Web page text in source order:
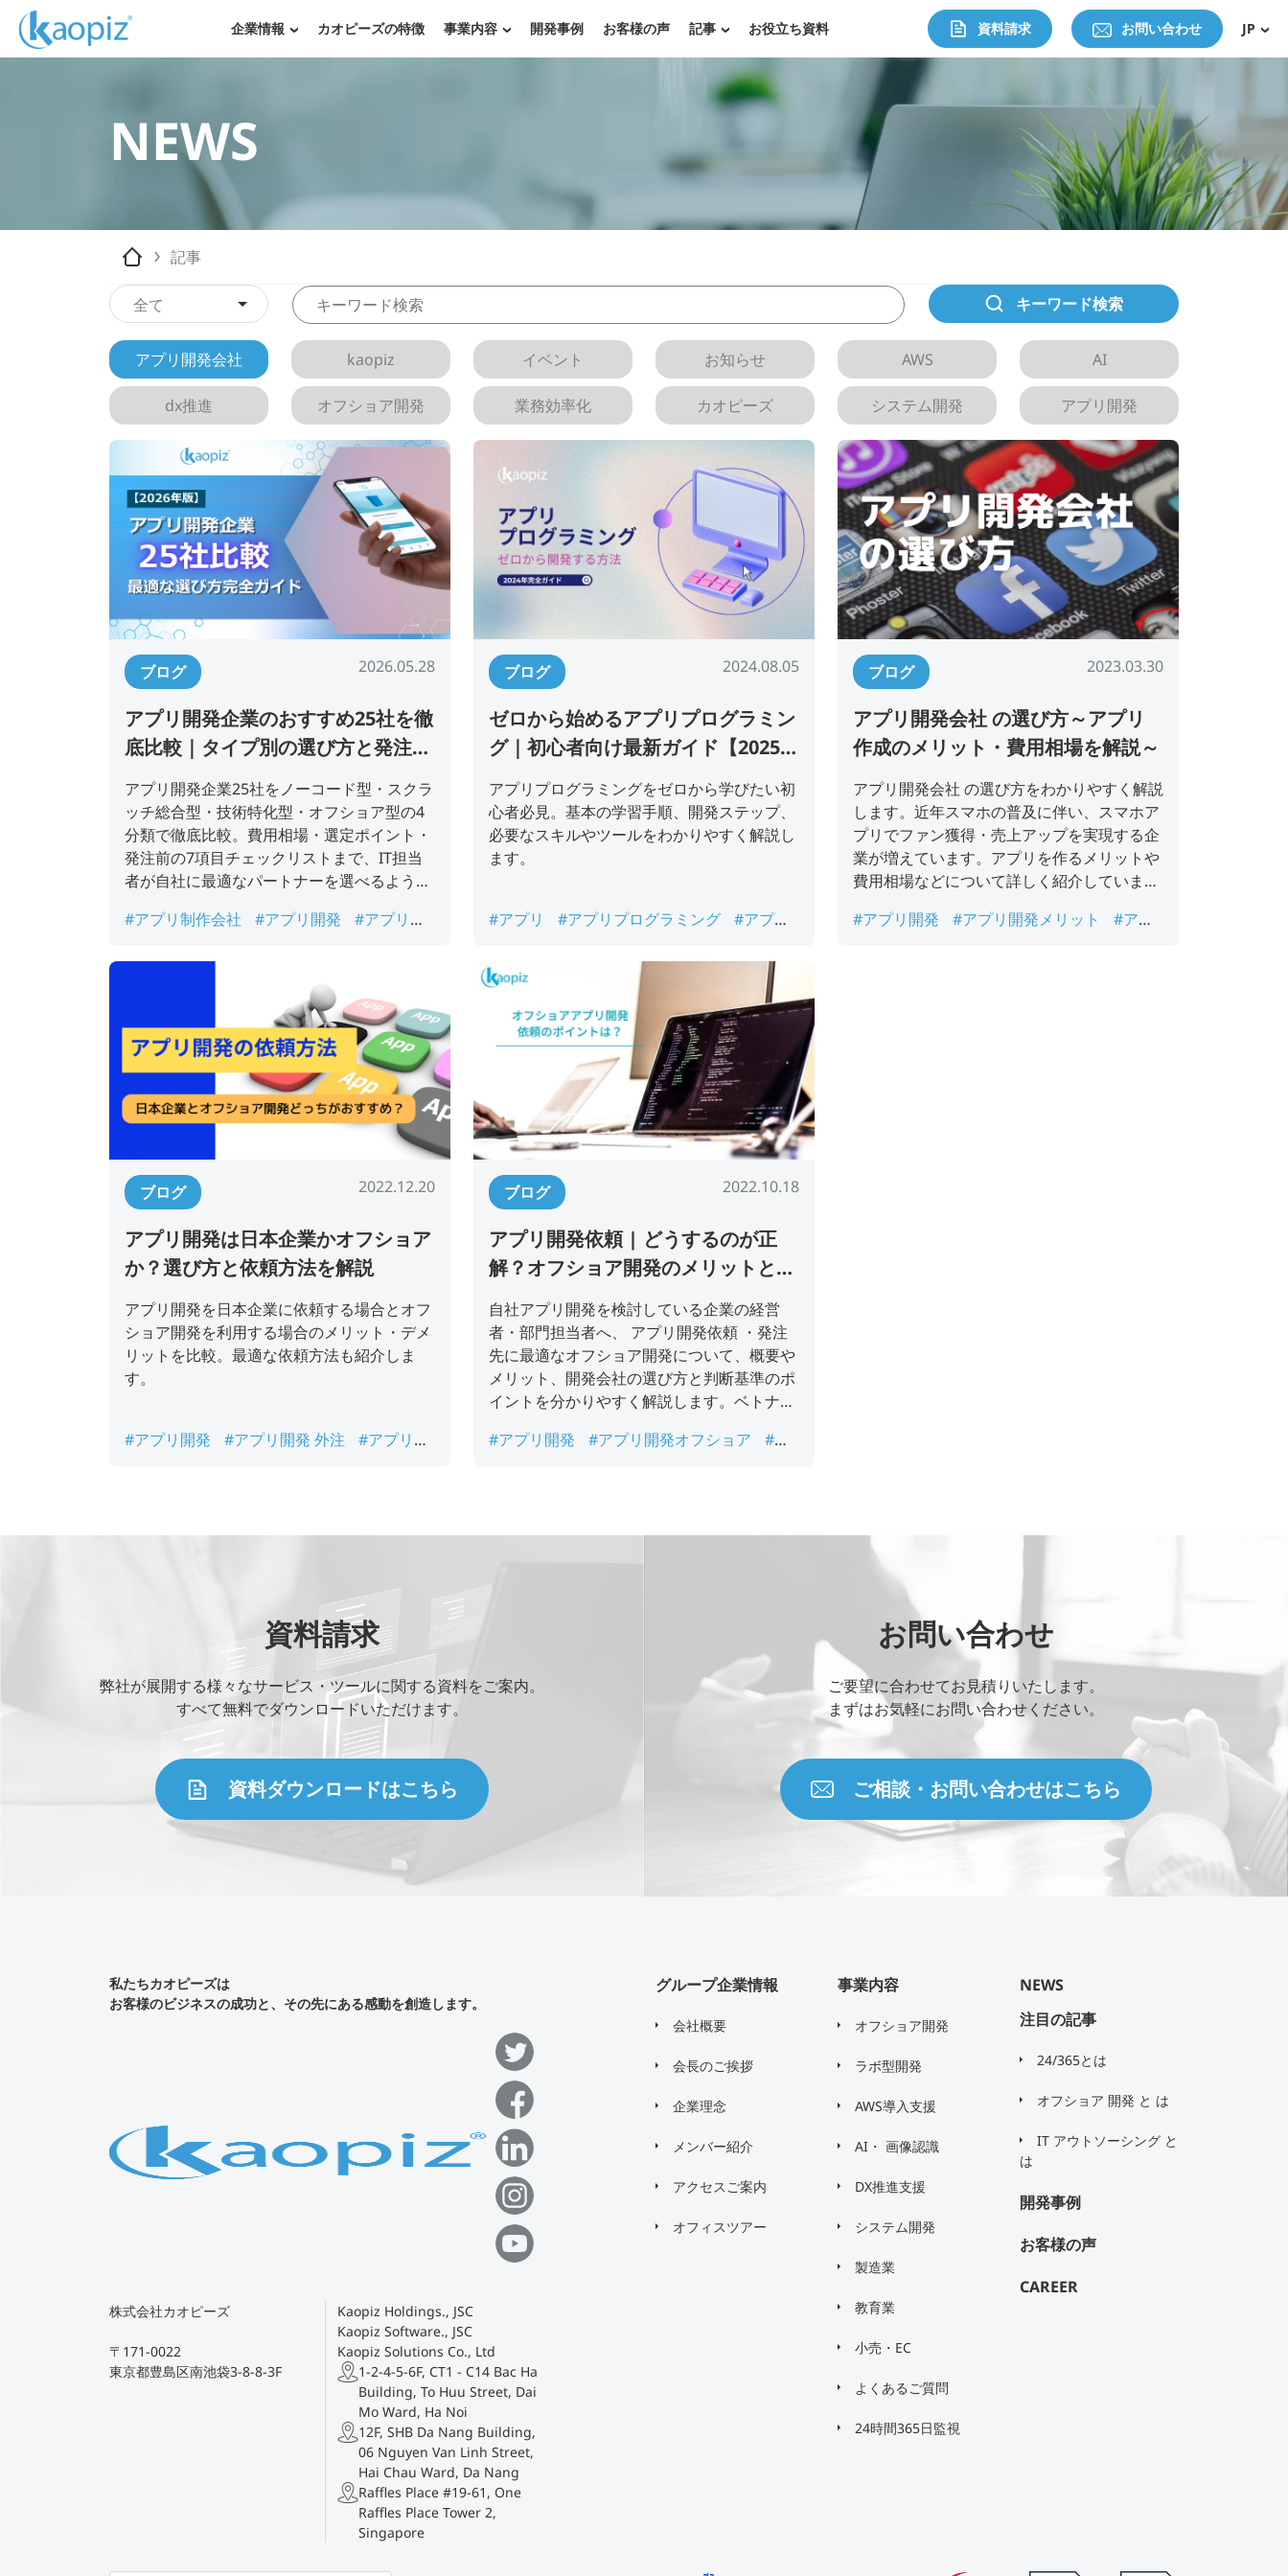
企業情報 カオピーズの特徴 事業内容 開発事例 お客様の声 記事 お役立ち資料 JP
資料請求 お問い合わせ
NEWS
記事
全て キーワード検索
アプリ開発会社 kaopiz イベント お知らせ AWS AI
dx推進 オフショア開発 業務効率化 カオピーズ システム開発 アプリ開発
ブログ 2026.05.28
アプリ開発企業のおすすめ25社を徹
底比較｜タイプ別の選び方と発注前
チェックリスト【2026年版】
アプリ開発企業25社をノーコード型・スクラ
ッチ総合型・技術特化型・オフショア型の4
分類で徹底比較。費用相場・選定ポイント・
発注前の7項目チェックリストまで、IT担当
者が自社に最適なパートナーを選べるよう完
#アプリ制作会社 #アプリ開発
#アプリ開
ブログ 2024.08.05
ゼロから始めるアプリプログラミン
グ｜初心者向け最新ガイド【2025年
版】
アプリプログラミングをゼロから学びたい初
心者必見。基本の学習手順、開発ステップ、
必要なスキルやツールをわかりやすく解説し
ます。
#アプリ #アプリプログラミング
#アプリ
ブログ 2023.03.30
アプリ開発会社 の選び方～アプリ
作成のメリット・費用相場を解説～
アプリ開発会社 の選び方をわかりやすく解説
します。近年スマホの普及に伴い、スマホア
プリでファン獲得・売上アップを実現する企
業が増えています。アプリを作るメリットや
費用相場などについて詳しく紹介しています
#アプリ開発 #アプリ開発メリット
#アプ
ブログ 2022.12.20
アプリ開発は日本企業かオフショア
か？選び方と依頼方法を解説
アプリ開発を日本企業に依頼する場合とオフ
ショア開発を利用する場合のメリット・デメ
リットを比較。最適な依頼方法も紹介しま
す。
#アプリ開発 #アプリ開発 外注
#アプリ開
ブログ 2022.10.18
アプリ開発依頼 | どうするのが正
解？オフショア開発のメリットと会
社選びのポイント
自社アプリ開発を検討している企業の経営
者・部門担当者へ、 アプリ開発依頼 ・発注
先に最適なオフショア開発について、概要や
メリット、開発会社の選び方と判断基準のポ
イントを分かりやすく解説します。ベトナム
強みを持つカオピーズについても紹介しま
#アプリ開発 #アプリ開発オフショア
#ア
資料請求
弊社が展開する様々なサービス・ツールに関する資料をご案内。
すべて無料でダウンロードいただけます。
資料ダウンロードはこちら
お問い合わせ
ご要望に合わせてお見積りいたします。
まずはお気軽にお問い合わせください。
ご相談・お問い合わせはこちら
私たちカオピーズは
お客様のビジネスの成功と、その先にある感動を創造します。
株式会社カオピーズ
〒171-0022
東京都豊島区南池袋3-8-8-3F
Kaopiz Holdings., JSC
Kaopiz Software., JSC
Kaopiz Solutions Co., Ltd
1-2-4-5-6F, CT1 - C14 Bac Ha
Building, To Huu Street, Dai
Mo Ward, Ha Noi
12F, SHB Da Nang Building,
06 Nguyen Van Linh Street,
Hai Chau Ward, Da Nang
Raffles Place #19-61, One
Raffles Place Tower 2,
Singapore
グループ企業情報
会社概要
会長のご挨拶
企業理念
メンバー紹介
アクセスご案内
オフィスツアー
事業内容
オフショア開発
ラボ型開発
AWS導入支援
AI・ 画像認識
DX推進支援
システム開発
製造業
教育業
小売・EC
よくあるご質問
24時間365日監視
NEWS
注目の記事
24/365とは
オフショア 開発 と は
IT アウトソーシング と
は
開発事例
お客様の声
CAREER